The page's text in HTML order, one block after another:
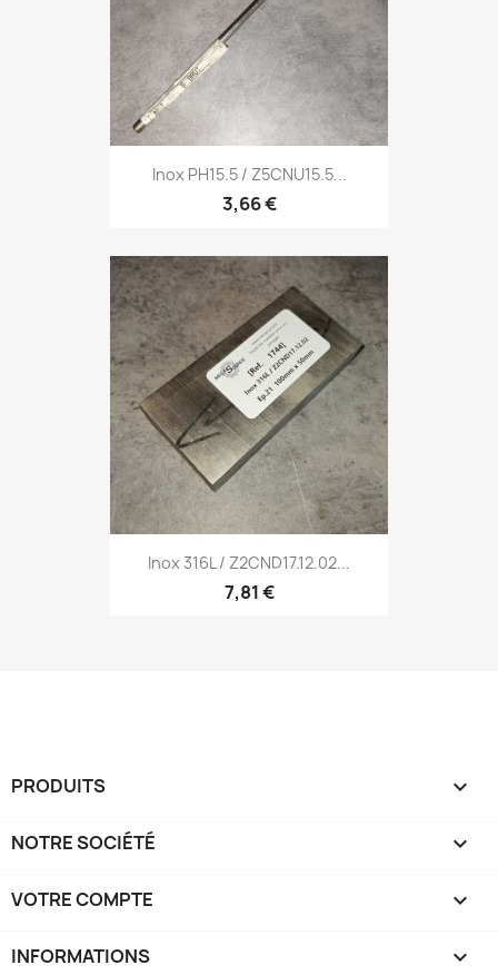
Inox PH15.5 / Z5CNU15.5...
3,66 €
Inox 316L / Z2CND17.12.02...
7,81 €
PRODUITS 
NOTRE SOCIÉTÉ 
VOTRE COMPTE 
INFORMATIONS keyboard_arrow_down